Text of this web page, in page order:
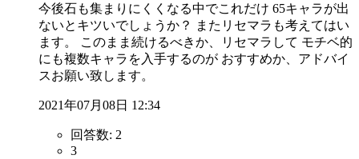
今後石も集まりにくくなる中でこれだけ 65キャラが出
ないとキツいでしょうか？ またリセマラも考えてはい
ます。 このまま続けるべきか、リセマラして モチベ的
にも複数キャラを入手するのが おすすめか、アドバイ
スお願い致します。
2021年07月08日 12:34
回答数: 2
3